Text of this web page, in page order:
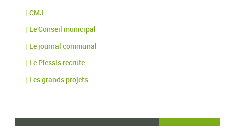
| CMJ
| Le Conseil municipal
| Le journal communal
| Le Plessis recrute
| Les grands projets